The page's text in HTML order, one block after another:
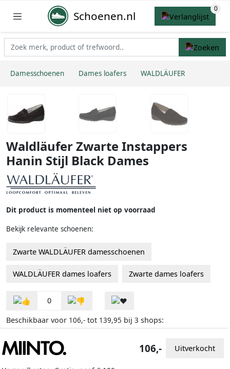
Schoenen.nl
Damesschoenen Dames loafers WALDLÄUFER
Waldläufer Zwarte Instappers
Hanin Stijl Black Dames
Dit product is momenteel niet op voorraad
Bekijk relevante schoenen:
Zwarte WALDLÄUFER damesschoenen
WALDLÄUFER dames loafers Zwarte dames loafers
0
Beschikbaar voor 106,- tot 139,95 bij 3 shops:
106,- Uitverkocht